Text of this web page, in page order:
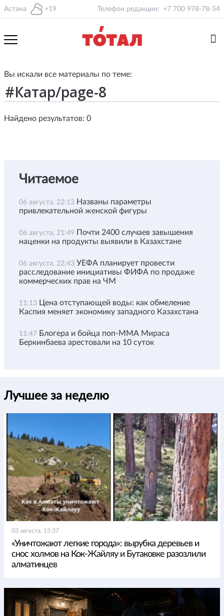
Астана +19 Телефон редакции: +7 700 978-78-54
Вы искали все материалы по теме:
Найдено результатов: 0
Читаемое
06 августа, 22:13 Названы параметры
привлекательной женской фигуры
06 августа, 21:49 Почти 2400 случаев завышения
наценки на продукты выявили в Казахстане
06 августа, 22:43 УЕФА планирует провести
расследование инициативы ФИФА по продаже
коммерческих прав на ЧМ
11:13 Цена отступающей воды: как обмеление
Каспия меняет экономику западного Казахстана
11:47 Блогера и бойца поп-ММА Мираса
Беркинбаева арестовали на 10 суток
Лучшее за неделю
03 августа, 15:37
«Уничтожают легкие города»: вырубка деревьев и
снос холмов на Кок-Жайляу и Бутаковке разозлили
алматинцев